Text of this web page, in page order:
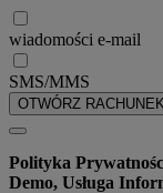
wiadomości e-mail
SMS/MMS
OTWÓRZ
Polityka
Demo, Usługa